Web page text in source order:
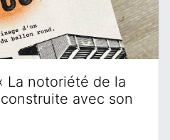
La notoriété de la
avec son